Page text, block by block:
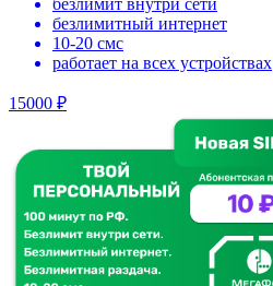
безлимит внутри сети
безлимитный интернет
10-20 смс
работает на всех устройствах
15000 ₽